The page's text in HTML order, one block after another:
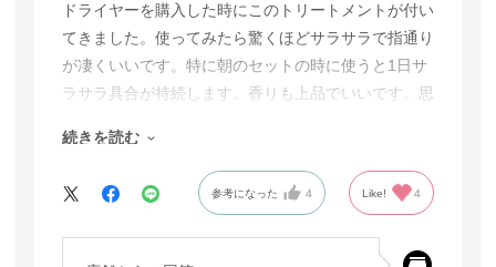
ドライヤーを購入した時にこのトリートメントが付い
てきました。使ってみたら驚くほどサラサラで指通り
が凄くいいです。特に朝のセットの時に使うと1日サ
ラサラ具合が持続します。香りも上品でいいです。思
ても活躍してくれそうで楽しみです。
続きを読む
参考になった 4 Like! 4